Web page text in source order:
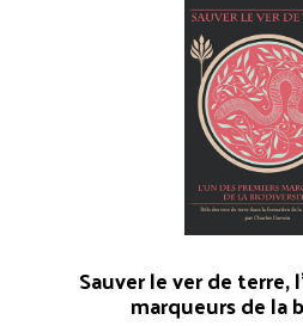
Sauver le ver de terre,
marqueurs de la